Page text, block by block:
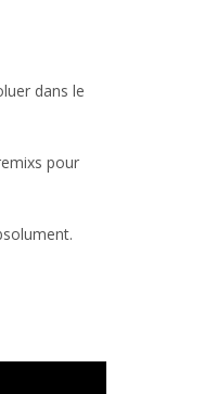
dans le
pour